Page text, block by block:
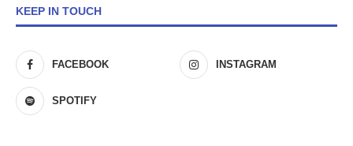
KEEP IN TOUCH
FACEBOOK INSTAGRAM
SPOTIFY